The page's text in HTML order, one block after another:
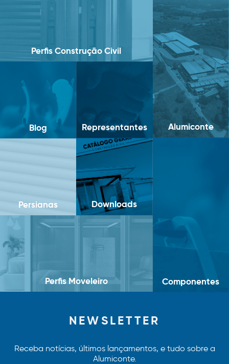
Perfis Construção Civil
Alumiconte
Blog Representantes
Componentes
Persianas Downloads
Perfis Moveleiro
NEWSLETTER
Receba notícias, últimos lançamentos, e tudo sobre a
Alumiconte.